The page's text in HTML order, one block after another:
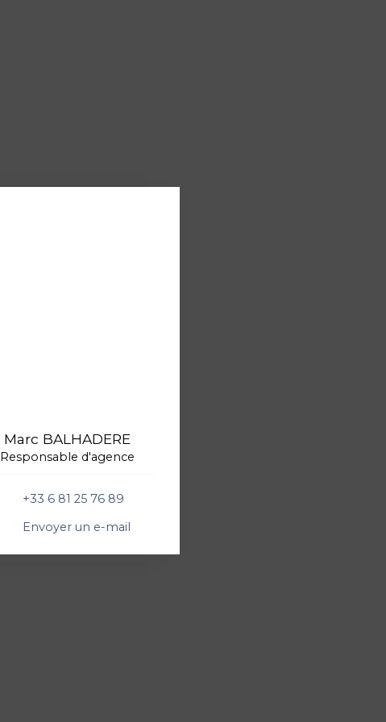
Marc BALHADERE
Responsable d'agence
+33 6 81 25 76 89
Envoyer un e-mail